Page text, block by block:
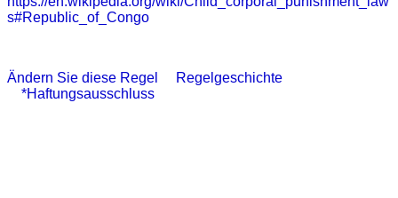
s#Republic_of_Congo
Ändern Sie diese Regel
Regelgeschichte
*Haftungsausschluss